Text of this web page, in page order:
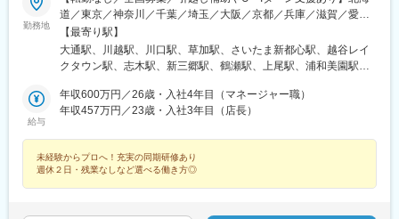
神谷町駅、新宿駅、大崎駅、巣鴨新田駅、高津駅(神奈川県)、高島
町駅、馬車道駅、大曽根駅、駅前駅、九条駅(京都府)、烏丸駅、天
王寺駅、大阪城北詰駅、大江橋駅、松屋町駅、住吉駅(兵庫県・阪
神線)、櫛田神社前駅、旦過駅、東北沢駅、神戸三宮駅(阪急・神戸
高速)、三宮駅(神戸新交通)、高速神戸駅、上野御徒町駅、胡町
島園駅(西武線)、高須神社駅
博多駅、西新駅、酒殿駅、西鉄福岡駅、天神駅、福間駅、天拝山
駅、小倉駅(福岡県)、鴨宮駅、忍ケ丘駅、茶山・京都芸術大学駅、
和泉中央駅、元住吉駅、三宮・花時計前駅、神戸駅(兵庫県)、加古
川駅、恵比寿駅、御徒町駅、八王子駅、山陽姫路駅、月島駅、立
町駅、岡山駅、皆実町二丁目駅、秋葉原駅、後楽園駅、ひばりケ
成田駅、自由が丘駅、幡ケ谷駅、下高井戸駅、学芸大学駅、三軒
茶屋駅、中目黒駅、下北沢駅、千歳烏山駅、武蔵小杉駅、みなと
電雑司ケ谷駅、神泉駅、住吉駅(東京都)、亀戸水神駅、京橋駅(東
勤務地
道／東京／神奈川／千葉／埼玉／大阪／京都／兵庫／滋賀／愛知
／岐阜／福岡／広島／岡山＜新店舗続々オープン＞愛知、東京、
埼玉、大阪など◎勤務地の希望考慮◎U・Iターン歓迎◎引っ越し
手当（上限35万円まで）※規定あり※以下店舗への配属の場合は、
由が丘・幡ヶ谷 ・下高井戸・学芸大学・三軒茶屋・中目黒・下北
沢・千歳烏山・恵比寿・BINO御徒町・八王子・月島・ヨドバシ
口・ひばりが丘パルコ・仙川・練馬└神奈川：武蔵小杉・元住
吉・上大岡京急└千葉：イオンモール成田└兵庫：神戸元町・三宮
トアロード・三宮・デュオこうべ・ニッケパークタウン加古川・
姫路・イオンモール神戸北└広島：広島本通・ゆめタウン広島└岡
【最寄り駅】
大通駅、川越駅、川口駅、草加駅、さいたま新都心駅、越谷レイ
クタウン駅、志木駅、新三郷駅、鶴瀬駅、上尾駅、浦和美園駅、
田馬場駅、吉祥寺駅、池袋駅、渋谷駅、錦糸町駅、南砂町駅、亀
戸駅、東京駅、新宿駅(東京メトロ)、南大沢駅、宝町駅(東京都)、
森駅、神田駅(東京都)、六本木駅、木場駅(東京都)、有楽町駅、新
宿西口駅、日本橋駅(東京都)、高円寺駅、町田駅、東中野駅、虎ノ
給与
年収600万円／26歳・入社4年目（マネージャー職）
年収457万円／23歳・入社3年目（店長）
未経験からプロへ！充実の同期研修あり
週休２日・残業なしなど選べる働き方◎